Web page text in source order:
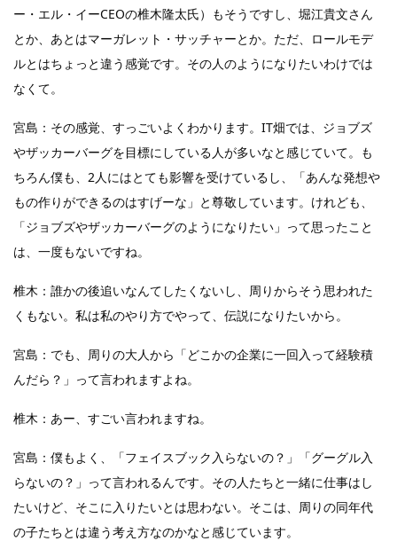
ー・エル・イーCEOの椎木隆太氏）もそうですし、堀江貴文さん
とか、あとはマーガレット・サッチャーとか。ただ、ロールモデ
ルとはちょっと違う感覚です。その人のようになりたいわけでは
なくて。
宮島：その感覚、すっごいよくわかります。IT畑では、ジョブズ
やザッカーバーグを目標にしている人が多いなと感じていて。も
ちろん僕も、2人にはとても影響を受けているし、「あんな発想や
もの作りができるのはすげーな」と尊敬しています。けれども、
「ジョブズやザッカーバーグのようになりたい」って思ったこと
は、一度もないですね。
椎木：誰かの後追いなんてしたくないし、周りからそう思われた
くもない。私は私のやり方でやって、伝説になりたいから。
宮島：でも、周りの大人から「どこかの企業に一回入って経験積
んだら？」って言われますよね。
椎木：あー、すごい言われますね。
宮島：僕もよく、「フェイスブック入らないの？」「グーグル入
らないの？」って言われるんです。その人たちと一緒に仕事はし
たいけど、そこに入りたいとは思わない。そこは、周りの同年代
の子たちとは違う考え方なのかなと感じています。